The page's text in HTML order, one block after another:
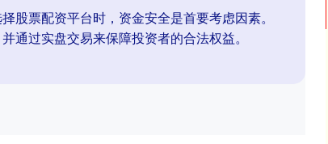
股票配资平台时，资金安全是首要考虑因素。
通过实盘交易来保障投资者的合法权益。